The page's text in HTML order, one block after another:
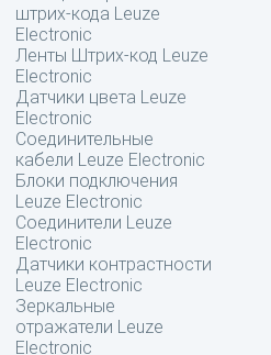
штрих-кода Leuze
Electronic
Ленты Штрих-код Leuze
Electronic
Датчики цвета Leuze
Electronic
Соединительные
кабели Leuze Electronic
Блоки подключения
Leuze Electronic
Соединители Leuze
Electronic
Датчики контрастности
Leuze Electronic
Зеркальные
отражатели Leuze
Electronic